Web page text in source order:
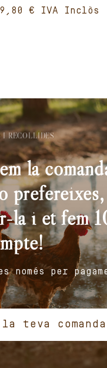
€
I RECOLLIDES
la
la i et fem
només per
la teva comanda